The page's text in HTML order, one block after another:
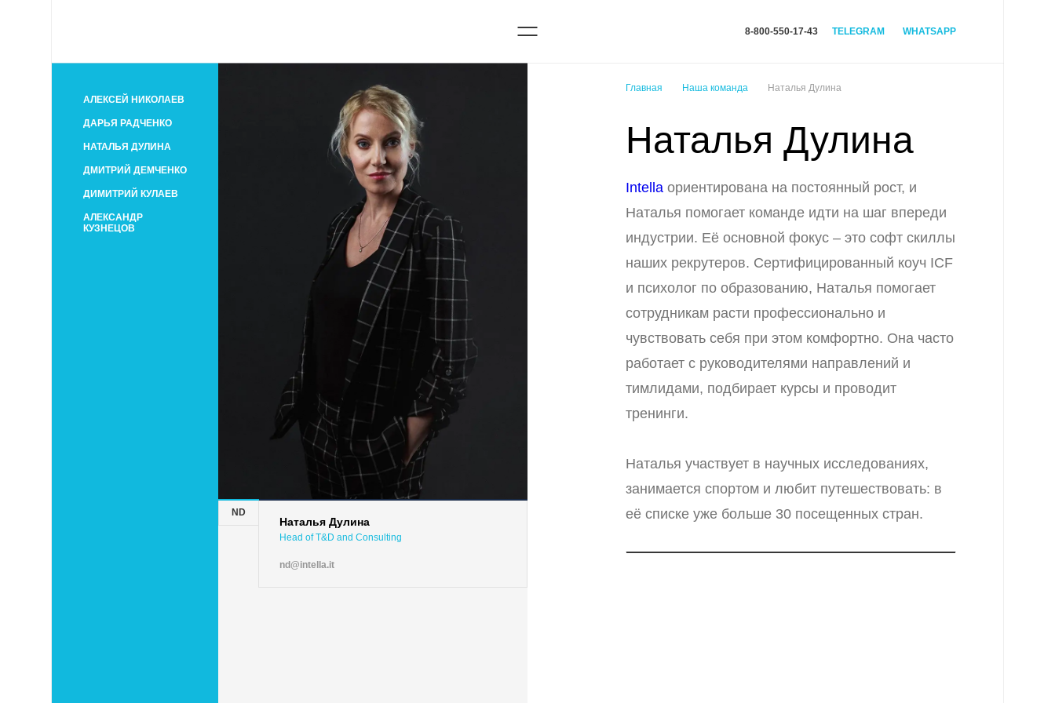
8-800-550-17-43 TELEGRAM WHATSAPP
АЛЕКСЕЙ НИКОЛАЕВ
ДАРЬЯ РАДЧЕНКО
НАТАЛЬЯ ДУЛИНА
ДМИТРИЙ ДЕМЧЕНКО
ДИМИТРИЙ КУЛАЕВ
АЛЕКСАНДР
КУЗНЕЦОВ
ND
Наталья Дулина
Head of T&D and Consulting
nd@intella.it
Главная Наша команда Наталья Дулина
Наталья Дулина
Intella ориентирована на постоянный рост, и
Наталья помогает команде идти на шаг впереди
индустрии. Её основной фокус – это софт скиллы
наших рекрутеров. Сертифицированный коуч ICF
и психолог по образованию, Наталья помогает
сотрудникам расти профессионально и
чувствовать себя при этом комфортно. Она часто
работает с руководителями направлений и
тимлидами, подбирает курсы и проводит
тренинги.
Наталья участвует в научных исследованиях,
занимается спортом и любит путешествовать: в
её списке уже больше 30 посещенных стран.